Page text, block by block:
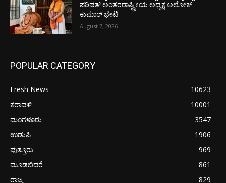
ಪರಿಷತ್ ಅಂತರರಾಷ್ಟ್ರೀಯ ಅಧ್ಯಕ್ಷ ಅಲೋಕ್
ಕುಮಾರ್ ಭೇಟಿ
August 7, 2026
POPULAR CATEGORY
Fresh News
10623
ಕರಾವಳಿ
10001
ಮಂಗಳೂರು
3547
ಉಡುಪಿ
1906
ಪುತ್ತೂರು
969
ಮೂಡಬಿದರೆ
861
ರಾಜ್ಯ
829